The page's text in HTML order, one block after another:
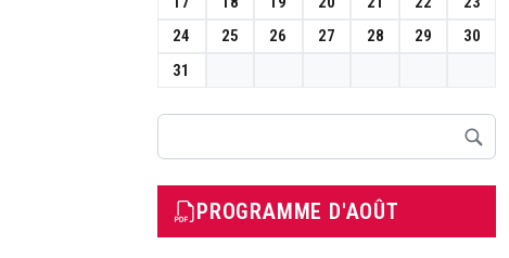
24
25 26 27 28 29
30
31
PROGRAMME D'AOÛT